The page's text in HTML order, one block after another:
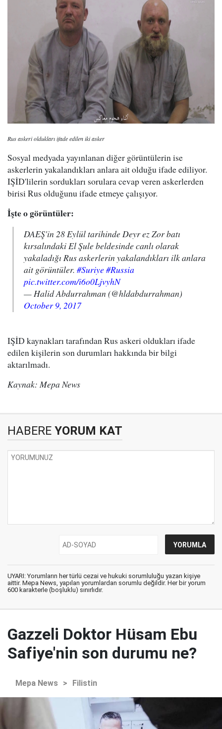
Rus askeri oldukları ifade edilen iki asker
Sosyal medyada yayınlanan diğer görüntülerin ise
askerlerin yakalandıkları anlara ait olduğu ifade ediliyor.
IŞİD'lilerin sordukları sorulara cevap veren askerlerden
birisi Rus olduğunu ifade etmeye çalışıyor.
İşte o görüntüler:
DAEŞ'in 28 Eylül tarihinde Deyr ez Zor batı
kırsalındaki El Şule beldesinde canlı olarak
yakaladığı Rus askerlerin yakalandıkları ilk anlara
ait görüntüler. #Suriye#Russia
pic.twitter.com/i6o0LjvyhN
— Halid Abdurrahman (@hldabdurrahman)
October 9, 2017
IŞİD kaynakları tarafından Rus askeri oldukları ifade
edilen kişilerin son durumları hakkında bir bilgi
aktarılmadı.
Kaynak: Mepa News
HABERE YORUM KAT
UYARI: Yorumların her türlü cezai ve hukuki sorumluluğu yazan kişiye
aittir. Mepa News, yapılan yorumlardan sorumlu değildir. Her bir yorum
600 karakterle (boşluklu) sınırlıdır.
Gazzeli Doktor Hüsam Ebu
Safiye'nin son durumu ne?
Mepa News > Filistin